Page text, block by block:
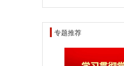
专题推荐